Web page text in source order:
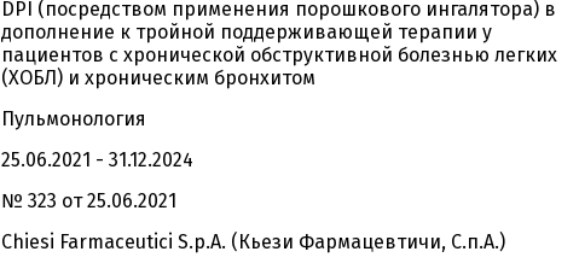
DPI (посредством применения порошкового ингалятора) в
дополнение к тройной поддерживающей терапии у
пациентов с хронической обструктивной болезнью легких
(ХОБЛ) и хроническим бронхитом
Пульмонология
25.06.2021 - 31.12.2024
№ 323 от 25.06.2021
Chiesi Farmaceutici S.p.A. (Кьези Фармацевтичи, С.п.А.)